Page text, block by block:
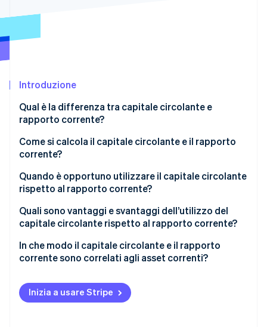
Prevenzione delle frodi
Climate
Identity
Verifica online dell'identità
Stripe Sessions 2026
Scopri come Stripe sta costruendo l'infrastruttura
Guarda ora
Introduzione
Qual è la differenza tra capitale circolante e
rapporto corrente?
Come si calcola il capitale circolante e il rapporto
corrente?
Capitale circolante
Rapporto corrente
Quando è opportuno utilizzare il capitale circolante
rispetto al rapporto corrente?
Utilizza il capitale circolante per le decisioni
quotidiane
Usa il rapporto corrente quando confronti o riporti
dati.
Quali sono vantaggi e svantaggi dell’utilizzo del
capitale circolante rispetto al rapporto corrente?
Capitale circolante
In che modo il capitale circolante e il rapporto
corrente sono correlati agli asset correnti?
Inizia a usare Stripe